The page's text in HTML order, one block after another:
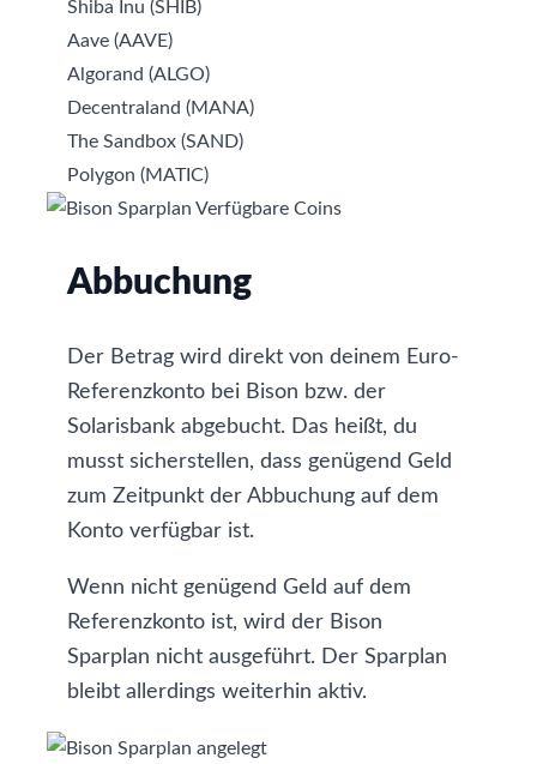
Shiba Inu (SHIB)
Aave (AAVE)
Algorand (ALGO)
Decentraland (MANA)
The Sandbox (SAND)
Polygon (MATIC)
Abbuchung
Der Betrag wird direkt von deinem Euro-
Referenzkonto bei Bison bzw. der
Solarisbank abgebucht. Das heißt, du
musst sicherstellen, dass genügend Geld
zum Zeitpunkt der Abbuchung auf dem
Konto verfügbar ist.
Wenn nicht genügend Geld auf dem
Referenzkonto ist, wird der Bison
Sparplan nicht ausgeführt. Der Sparplan
bleibt allerdings weiterhin aktiv.